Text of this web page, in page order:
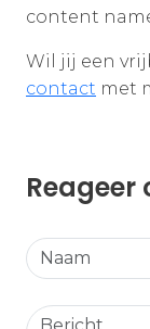
content
Wil jij een
contact met